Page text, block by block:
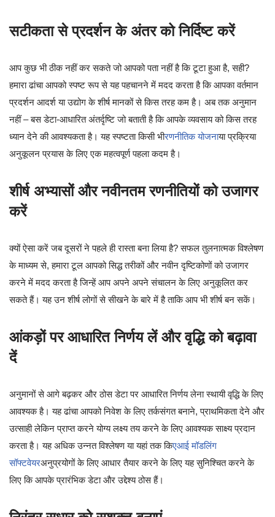
सटीकता से प्रदर्शन के अंतर को निर्दिष्ट करें
आप कुछ भी ठीक नहीं कर सकते जो आपको पता नहीं है कि टूटा हुआ है, सही?
हमारा ढांचा आपको स्पष्ट रूप से यह पहचानने में मदद करता है कि आपका वर्तमान
प्रदर्शन आदर्श या उद्योग के शीर्ष मानकों से किस तरह कम है। अब तक अनुमान
नहीं – बस डेटा-आधारित अंतर्दृष्टि जो बताती है कि आपके व्यवसाय को किस तरह
ध्यान देने की आवश्यकता है। यह स्पष्टता किसी भीरणनीतिक योजनाया प्रक्रिया
अनुकूलन प्रयास के लिए एक महत्वपूर्ण पहला कदम है।
शीर्ष अभ्यासों और नवीनतम रणनीतियों को उजागर
करें
क्यों ऐसा करें जब दूसरों ने पहले ही रास्ता बना लिया है? सफल तुलनात्मक विश्लेषण
के माध्यम से, हमारा टूल आपको सिद्ध तरीकों और नवीन दृष्टिकोणों को उजागर
करने में मदद करता है जिन्हें आप अपने अपने संचालन के लिए अनुकूलित कर
सकते हैं। यह उन शीर्ष लोगों से सीखने के बारे में है ताकि आप भी शीर्ष बन सकें।
आंकड़ों पर आधारित निर्णय लें और वृद्धि को बढ़ावा
दें
अनुमानों से आगे बढ़कर और ठोस डेटा पर आधारित निर्णय लेना स्थायी वृद्धि के लिए
आवश्यक है। यह ढांचा आपको निवेश के लिए तर्कसंगत बनाने, प्राथमिकता देने और
उत्साही लेकिन प्राप्त करने योग्य लक्ष्य तय करने के लिए आवश्यक साक्ष्य प्रदान
करता है। यह अधिक उन्नत विश्लेषण या यहां तक किएआई मॉडलिंग
सॉफ्टवेयरअनुप्रयोगों के लिए आधार तैयार करने के लिए यह सुनिश्चित करने के
लिए कि आपके प्रारंभिक डेटा और उद्देश्य ठोस हैं।